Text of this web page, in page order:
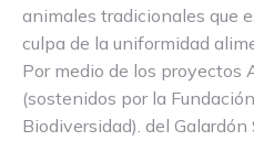
animales tradicionales que
culpa de la uniformidad
Por medio de los proyectos
(sostenidos por la
Biodiversidad). del